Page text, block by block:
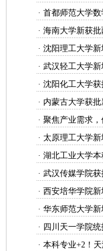
· 首都师范大学
· 海南大学新获
· 沈阳理工大学新
· 武汉轻工大学新
· 沈阳化工大学
· 内蒙古大学获批
· 聚焦产业需求
· 太原理工大学新
· 湖北工业大学本
· 武汉传媒学院
· 西安培华学院
· 华东师范大学新
· 四川天一学院
· 本科专业+2！